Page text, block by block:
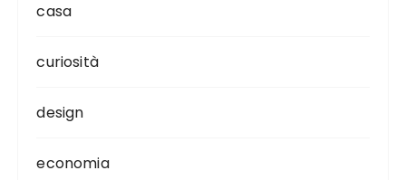
casa
curiosità
design
economia